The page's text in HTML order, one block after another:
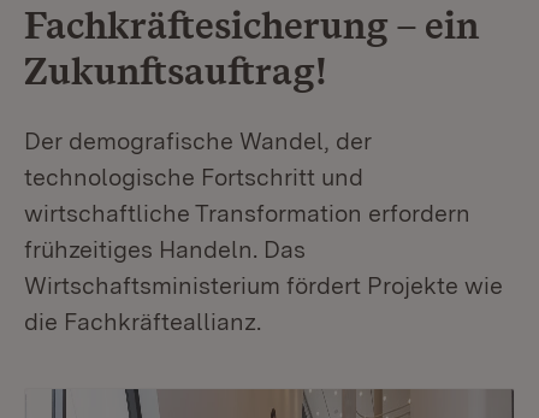
Fachkräftesicherung – ein
Zukunftsauftrag!
Der demografische Wandel, der
technologische Fortschritt und
wirtschaftliche Transformation erfordern
frühzeitiges Handeln. Das
Wirtschaftsministerium fördert Projekte wie
die Fachkräfteallianz.